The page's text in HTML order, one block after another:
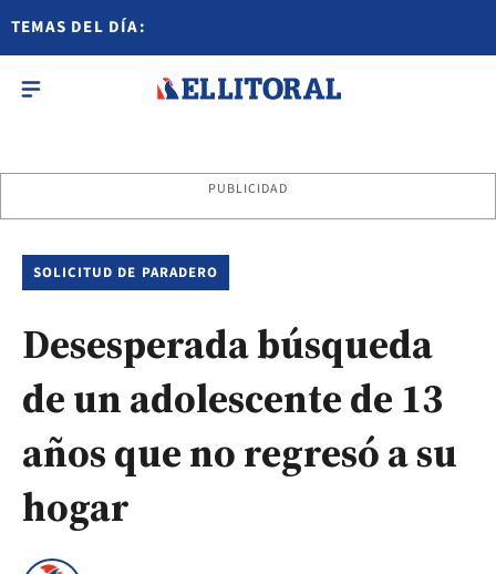
TEMAS DEL DÍA:
PUBLICIDAD
SOLICITUD DE PARADERO
Desesperada búsqueda
de un adolescente de 13
años que no regresó a su
hogar